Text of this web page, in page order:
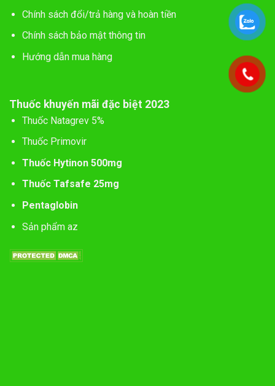
Chính sách đổi/trả hàng và hoàn tiền
Chính sách bảo mật thông tin
Hướng dẫn mua hàng
Thuốc khuyến mãi đặc biệt 2023
Thuốc Natagrev 5%
Thuốc Primovir
Thuốc Hytinon 500mg
Thuốc Tafsafe 25mg
Pentaglobin
Sản phẩm az